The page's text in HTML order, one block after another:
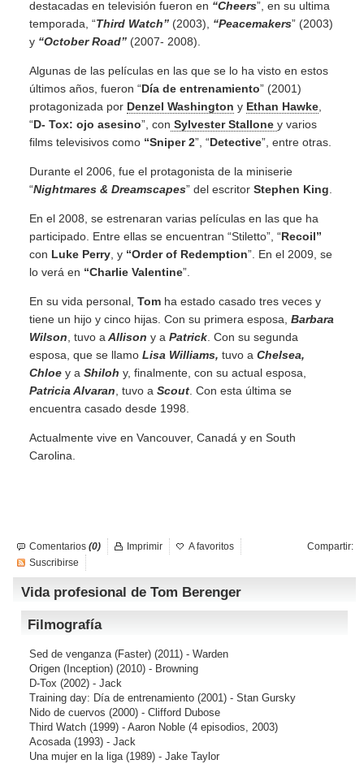
destacadas en televisión fueron en “Cheers”, en su ultima
temporada, “Third Watch” (2003), “Peacemakers” (2003)
y “October Road” (2007- 2008).
Algunas de las películas en las que se lo ha visto en estos
últimos años, fueron “Día de entrenamiento” (2001)
protagonizada por Denzel Washington y Ethan Hawke
“D- Tox: ojo asesino”, con Sylvester Stallone y varios
films televisivos como “Sniper 2”, “Detective”, entre otras.
Durante el 2006, fue el protagonista de la miniserie
“Nightmares & Dreamscapes” del escritor Stephen King
En el 2008, se estrenaran varias películas en las que ha
participado. Entre ellas se encuentran “Stiletto”, “Recoil”
con Luke Perry , y “Order of Redemption”. En el 2009, se
lo verá en “Charlie Valentine”.
En su vida personal, Tom ha estado casado tres veces y
tiene un hijo y cinco hijas. Con su primera esposa, Barbara
Wilson , tuvo a Allison y a Patrick . Con su segunda
esposa, que se llamo Lisa Williams, tuvo a Chelsea,
Chloe y a Shiloh y, finalmente, con su actual esposa,
Patricia Alvaran , tuvo a Scout . Con esta última se
encuentra casado desde 1998.
Actualmente vive en Vancouver, Canadá y en South
Carolina.
Comentarios (0) Compartir:
Imprimir
A favoritos
Suscribirse
Vida profesional de Tom Berenger
Filmografía
Sed de venganza (Faster) (2011) - Warden
Origen (Inception) (2010) - Browning
D-Tox (2002) - Jack
Training day: Día de entrenamiento (2001) - Stan Gursky
Nido de cuervos (2000) - Clifford Dubose
Third Watch (1999) - Aaron Noble (4 episodios, 2003)
Acosada(1993) - Jack
Una mujer en la liga(1989) - Jake Taylor